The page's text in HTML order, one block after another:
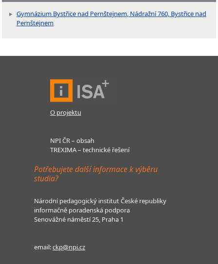
Gymnázium Bystřice nad Pernštejnem, Nádražní 760, Bystřice nad
Pernštejnem
O projektu
NPI ČR – obsah
TREXIMA – technické řešení
Potřebujete další informace k výběru
studia?
Národní pedagogický institut České republiky
informačně poradenská podpora
Senovážné náměstí 25, Praha 1
email:ckp@npi.cz